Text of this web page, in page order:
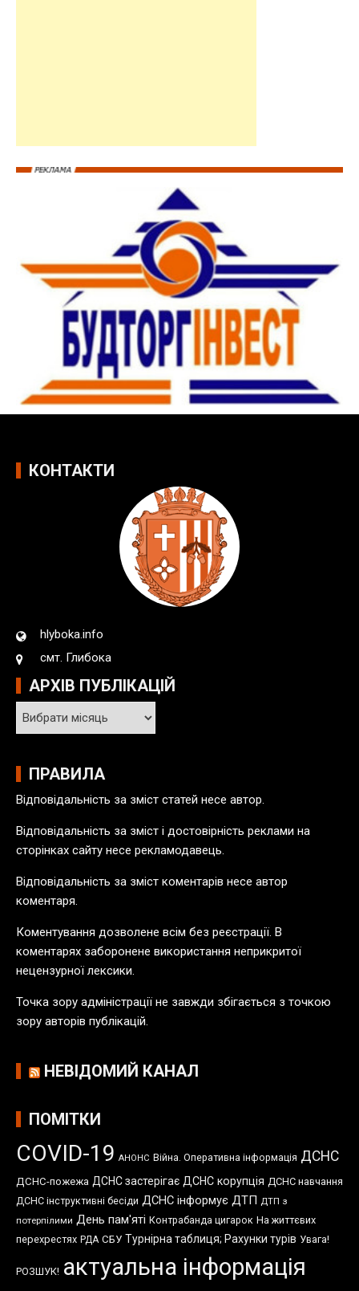
КОНТАКТИ
hlyboka.info
смт. Глибока
АРХІВ ПУБЛІКАЦІЙ
А
р
і
п
у
б
і
к
ПРАВИЛА
Відповідальність за зміст статей несе автор.
Відповідальність за зміст і достовірність реклами на
сторінках сайту несе рекламодавець.
Відповідальність за зміст коментарів несе автор
коментаря.
Коментування дозволене всім без реєстрації. В
коментарях заборонене використання неприкритої
нецензурної лексики.
Точка зору адміністрації не завжди збігається з точкою
зору авторів публікацій.
НЕВІДОМИЙ КАНАЛ
ПОМІТКИ
COVID-19 АНОНС Війна. Оперативна інформація ДСНС
ДСНС-пожежа ДСНС застерігає ДСНС корупція ДСНС навчання
ДСНС інструктивні бесіди ДСНС інформує ДТП ДТП з
потерпілими День пам'яті Контрабанда цигарок На життєвих
перехрестях РДА СБУ Турнірна таблиця; Рахунки турів Увага!
РОЗШУК! актуальна інформація